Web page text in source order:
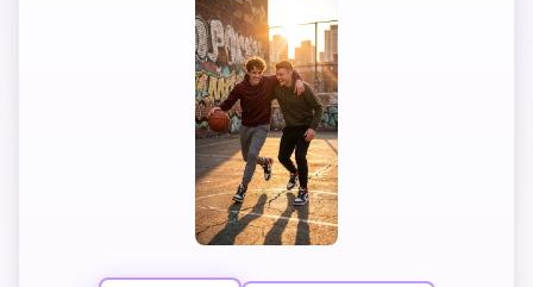
destello, cancha urbana con fondo de graffiti,
composición dinámica, colores vivos, fotorrealismo 8K,
energía de hermandad atlética, estética de estilo de vida